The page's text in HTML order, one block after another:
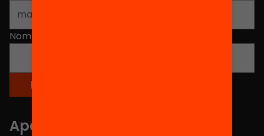
Nombre
Apartados